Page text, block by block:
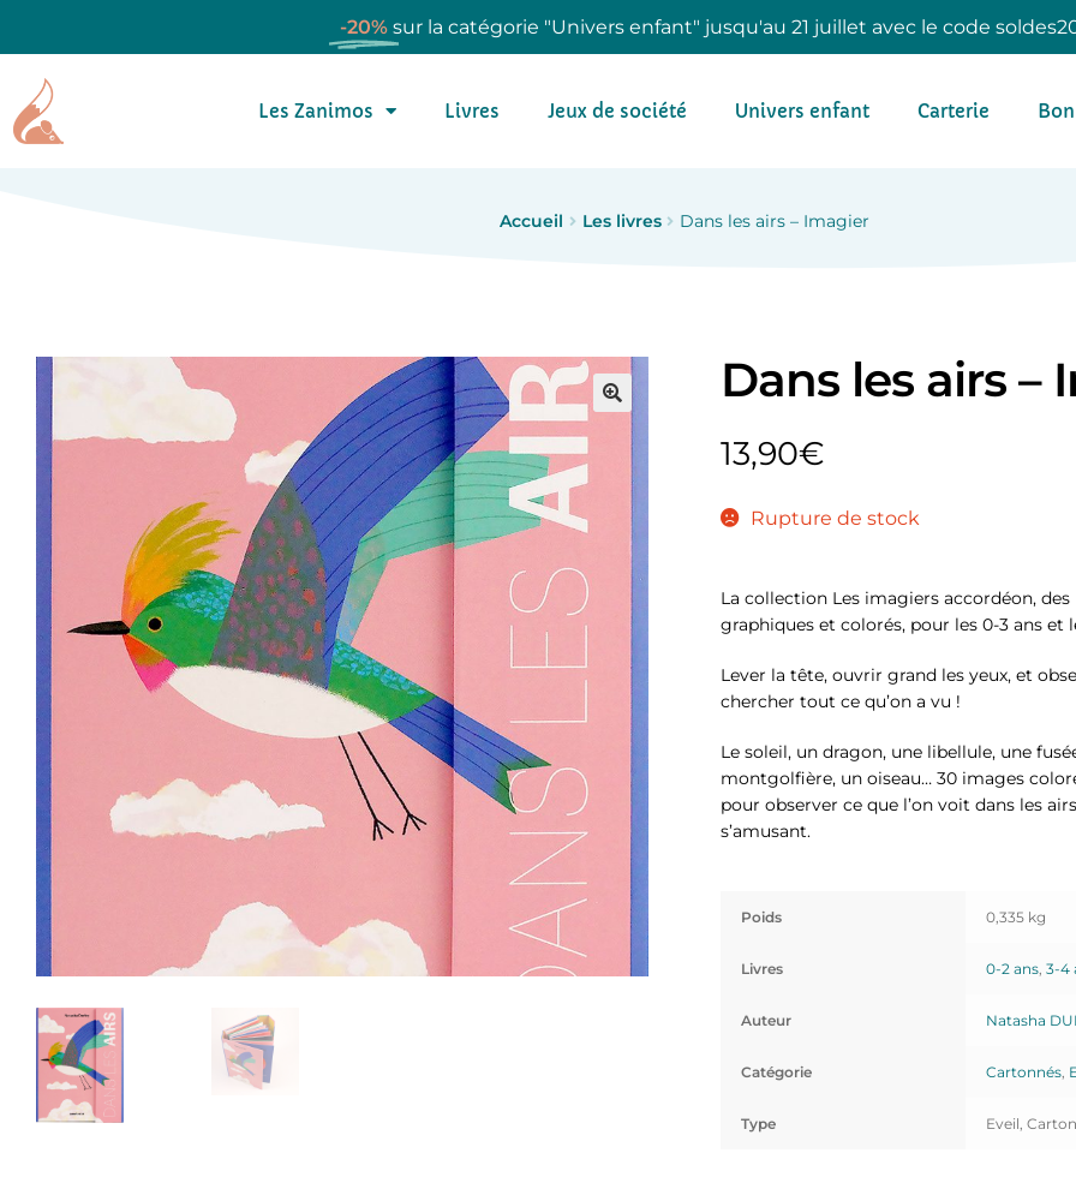
-20% sur la catégorie "Univers enfant" jusqu'au 21 juillet avec le code
Les Zanimos Livres Jeux de société Univers enfant Carterie
Accueil Les livres Dans les airs – Imagier
Dans les airs –
13,90€
Rupture de stock
La collection Les imagiers accordéon,
graphiques et colorés, pour les 0-3 ans et
Lever la tête, ouvrir grand les yeux, et
chercher tout ce qu’on a vu !
Le soleil, un dragon, une libellule, une
montgolfière, un oiseau… 30 images
pour observer ce que l’on voit dans les
s’amusant.
Poids 0,335 kg
Livres 0-2 ans, 3-4
Auteur Natasha
Catégorie Cartonnés,
Type Eveil,